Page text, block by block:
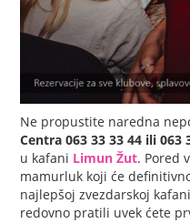
Ne propustite naredna
Centra 063 33 33 44 ili 063
u kafani Limun Žut. Pored
mamurluk koji će
najlepšoj zvezdarskoj
redovno pratili uvek ćete